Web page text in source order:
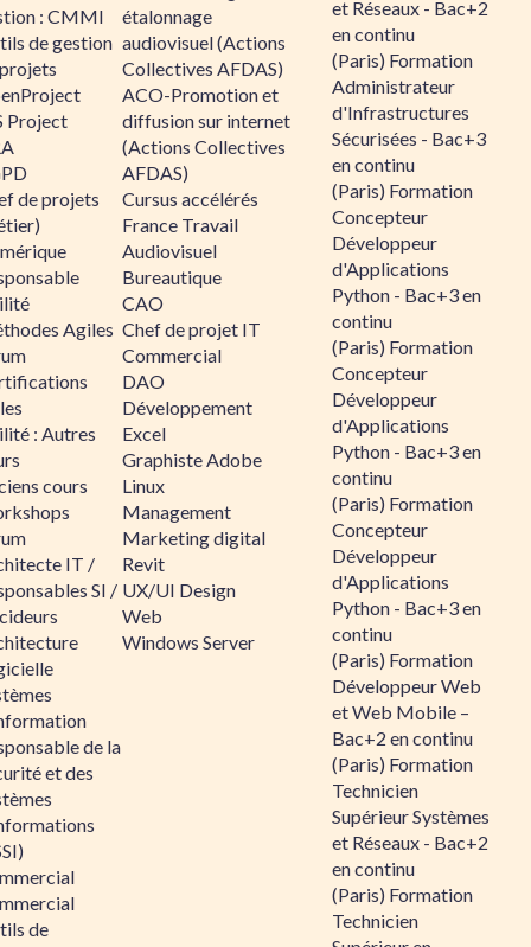
: CMMI
de gestion
Project
de projets
Agiles
: Autres
cours
IT /
SI /
de la
et des
de
étalonnage
audiovisuel (Actions
Collectives AFDAS)
ACO-Promotion et
diffusion sur internet
(Actions Collectives
AFDAS)
Cursus accélérés
France Travail
Audiovisuel
Bureautique
CAO
Chef de projet IT
Commercial
DAO
Développement
Excel
Graphiste Adobe
Linux
Management
Marketing digital
Revit
UX/UI Design
Web
Windows Server
et Réseaux - Bac+2
en continu
(Paris) Formation
Administrateur
d'Infrastructures
Sécurisées - Bac+3
en continu
(Paris) Formation
Concepteur
Développeur
d'Applications
Python - Bac+3 en
continu
(Paris) Formation
Concepteur
Développeur
d'Applications
Python - Bac+3 en
continu
(Paris) Formation
Concepteur
Développeur
d'Applications
Python - Bac+3 en
continu
(Paris) Formation
Développeur Web
et Web Mobile –
Bac+2 en continu
(Paris) Formation
Technicien
Supérieur Systèmes
et Réseaux - Bac+2
en continu
(Paris) Formation
Technicien